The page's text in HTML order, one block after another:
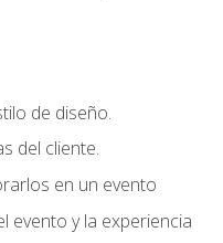
de diseño.
del cliente.
en un evento
evento y la experiencia